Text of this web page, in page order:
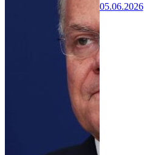
05.06.2026